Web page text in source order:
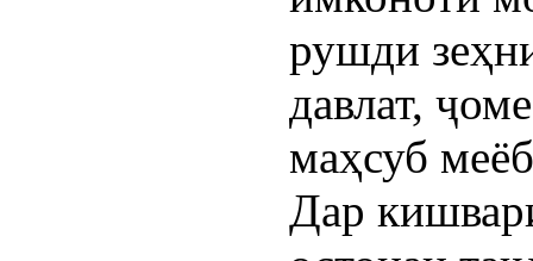
рушди
давлат,
маҳсуб
Дар